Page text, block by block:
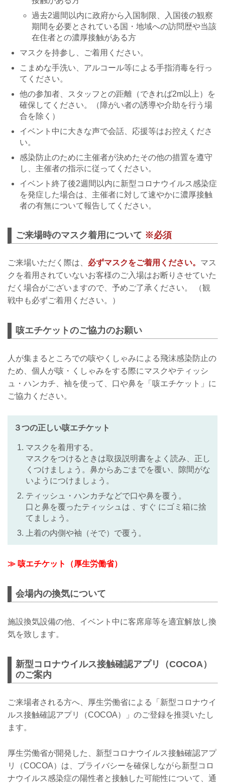
過去2週間以内に政府から入国制限、入国後の観察
期間を必要とされている国・地域への訪問歴や当該
在住者との濃厚接触がある方
マスクを持参し、ご着用ください。
こまめな手洗い、アルコール等による手指消毒を行っ
てください。
他の参加者、スタッフとの距離（できれば2m以上）を
確保してください。（障がい者の誘導や介助を行う場
合を除く）
イベント中に大きな声で会話、応援等はお控えくださ
い。
感染防止のために主催者が決めたその他の措置を遵守
し、主催者の指示に従ってください。
イベント終了後2週間以内に新型コロナウイルス感染症
を発症した場合は、主催者に対して速やかに濃厚接触
者の有無について報告してください。
ご来場時のマスク着用について ※必須
ご来場いただく際は、 必ずマスクをご着用ください。 マス
クを着用されていないお客様のご入場はお断りさせていた
だく場合がございますので、予めご了承ください。 （観
戦中も必ずご着用ください。）
咳エチケットのご協力のお願い
人が集まるところでの咳やくしゃみによる飛沫感染防止の
ため、個人が咳・くしゃみをする際にマスクやティッシ
ュ・ハンカチ、袖を使って、口や鼻を「咳エチケット」に
ご協力ください。
３つの正しい咳エチケット
マスクを着用する。
マスクをつけるときは取扱説明書をよく読み、正し
くつけましょう。鼻からあごまでを覆い、隙間がな
いようにつけましょう。
ティッシュ・ハンカチなどで口や鼻を覆う。
口と鼻を覆ったティッシュは 、すぐ にゴミ箱に捨
てましょう。
上着の内側や袖（そで）で覆う。
≫ 咳エチケット（厚生労働省）
会場内の換気について
施設換気設備の他、イベント中に客席扉等を適宜解放し換
気を致します。
新型コロナウイルス接触確認アプリ（COCOA）
のご案内
ご来場者される方へ、厚生労働省による「新型コロナウイ
ルス接触確認アプリ（COCOA）」のご登録を推奨いたし
ます。
厚生労働省が開発した、新型コロナウイルス接触確認アプ
リ（COCOA）は、プライバシーを確保しながら新型コロ
ナウイルス感染症の陽性者と接触した可能性について、通